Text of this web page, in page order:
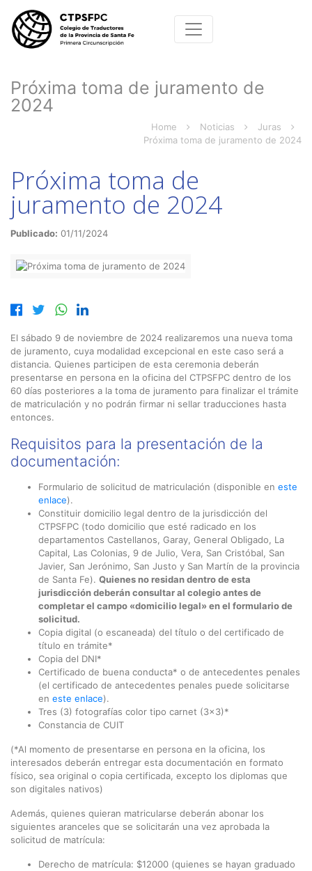
Próxima toma de juramento de
2024
Home Noticias
Juras
Próxima toma de juramento de 2024
Próxima toma de
juramento de 2024
Publicado: 01/11/2024
El sábado 9 de noviembre de 2024 realizaremos una nueva toma
de juramento, cuya modalidad excepcional en este caso será a
distancia. Quienes participen de esta ceremonia deberán
presentarse en persona en la oficina del CTPSFPC dentro de los
60 días posteriores a la toma de juramento para finalizar el trámite
de matriculación y no podrán firmar ni sellar traducciones hasta
entonces.
Requisitos para la presentación de la
documentación:
Formulario de solicitud de matriculación (disponible en este
enlace).
Constituir domicilio legal dentro de la jurisdicción del
CTPSFPC (todo domicilio que esté radicado en los
departamentos Castellanos, Garay, General Obligado, La
Capital, Las Colonias, 9 de Julio, Vera, San Cristóbal, San
Javier, San Jerónimo, San Justo y San Martín de la provincia
de Santa Fe). Quienes no residan dentro de esta
jurisdicción deberán consultar al colegio antes de
completar el campo «domicilio legal» en el formulario de
solicitud.
Copia digital (o escaneada) del título o del certificado de
título en trámite*
Copia del DNI*
Certificado de buena conducta* o de antecedentes penales
(el certificado de antecedentes penales puede solicitarse
en este enlace).
Tres (3) fotografías color tipo carnet (3x3)*
Constancia de CUIT
(*Al momento de presentarse en persona en la oficina, los
interesados deberán entregar esta documentación en formato
físico, sea original o copia certificada, excepto los diplomas que
son digitales nativos)
Además, quienes quieran matricularse deberán abonar los
siguientes aranceles que se solicitarán una vez aprobada la
solicitud de matrícula:
Derecho de matrícula: $12000 (quienes se hayan graduado